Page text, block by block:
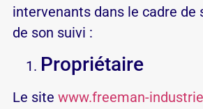
intervenants dans le cadre de
de son suivi :
Propriétaire
Le site www.freeman-